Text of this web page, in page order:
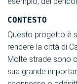
CONTESTO
Questo progetto è
rendere la città di
Molte strade sono
sua grande